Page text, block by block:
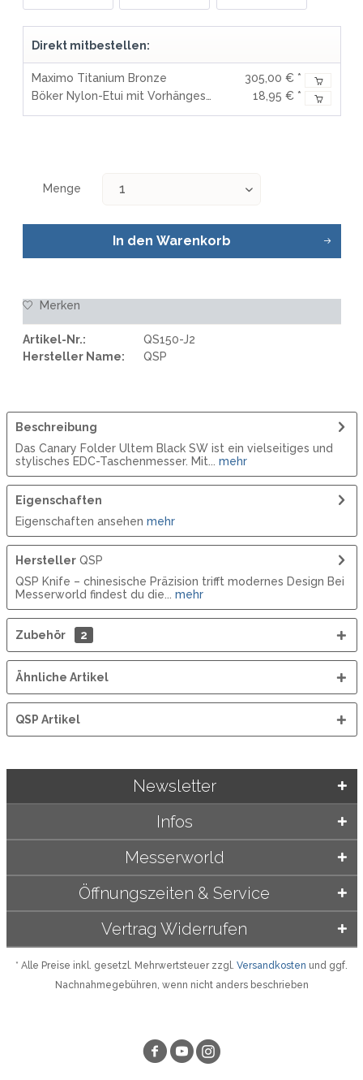
Direkt mitbestellen:
Maximo Titanium Bronze
305,00 € *
18,95 € *
Menge
In den Warenkorb
Merken
Artikel-Nr.:
QS150-J2
Hersteller Name:
QSP
Beschreibung
Das Canary Folder Ultem Black SW ist ein vielseitiges und
stylisches EDC-Taschenmesser. Mit...
mehr
Eigenschaften
Eigenschaften ansehen mehr
HerstellerQSP
QSP Knife – chinesische Präzision trifft modernes Design Bei
Messerworld findest du die...
mehr
Zubehör 2
Ähnliche Artikel
QSP Artikel
Öffnungszeiten & Service
Infos
Messerworld
Newsletter
Vertrag Widerrufen
* Alle Preise inkl. gesetzl. Mehrwertsteuer zzgl. Versandkosten und ggf.
Nachnahmegebühren, wenn nicht anders beschrieben